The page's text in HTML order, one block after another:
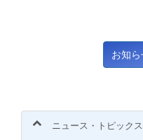
ニュース・トピックス